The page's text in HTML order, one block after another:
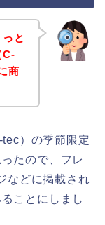
と
C-
商
）の季節限定
たので、フレ
などに掲載され
ことにしまし